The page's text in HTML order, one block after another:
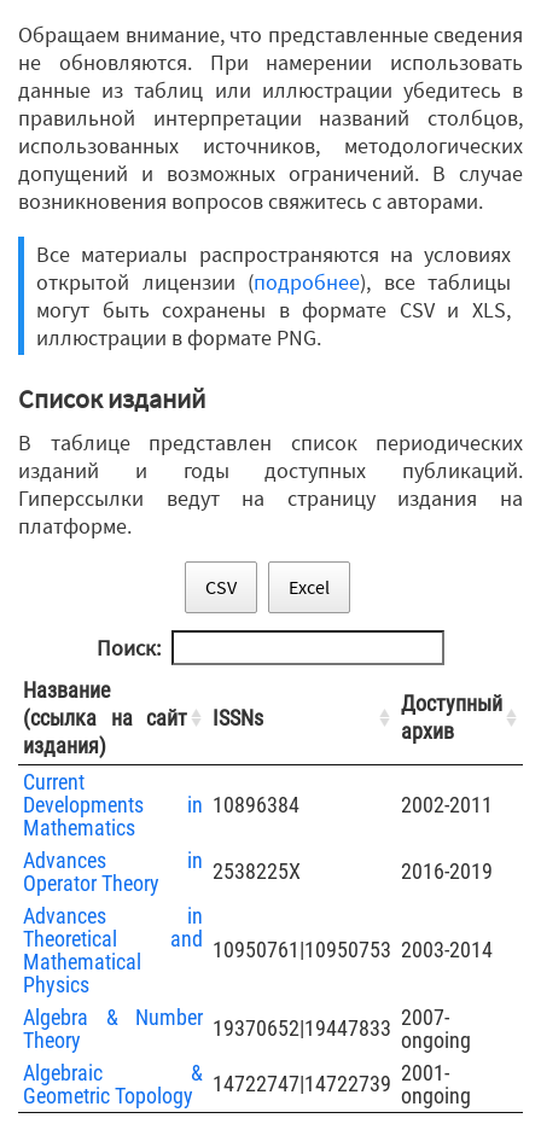
Обращаем внимание, что представленные сведения
не обновляются. При намерении использовать
данные из таблиц или иллюстрации убедитесь в
правильной интерпретации названий столбцов,
использованных источников, методологических
допущений и возможных ограничений. В случае
возникновения вопросов свяжитесь с авторами.
Все материалы распространяются на условиях
открытой лицензии (подробнее), все таблицы
могут быть сохранены в формате CSV и XLS,
иллюстрации в формате PNG.
Список изданий
В таблице представлен список периодических
изданий и годы доступных публикаций.
Гиперссылки ведут на страницу издания на
платформе.
CSV Excel
Поиск:
Название
(ссылка на сайт
издания)
ISSNs
Доступный
архив
Current
Developments in
Mathematics
10896384 2002-2011
Advances in
Operator Theory
2538225X
2016-2019
Advances in
Theoretical and
Mathematical
Physics
10950761|10950753 2003-2014
Algebra & Number
Theory
19370652|19447833 2007-
ongoing
Algebraic &
Geometric Topology
14722747|14722739 2001-
ongoing